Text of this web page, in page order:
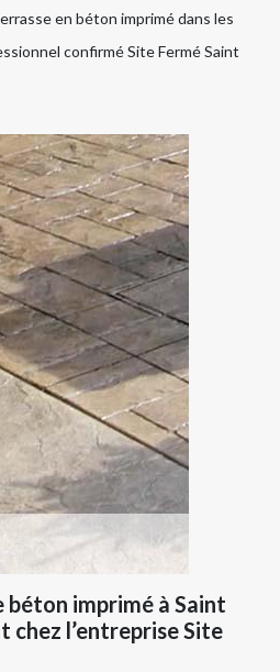
en béton imprimé dans les
confirmé Site Fermé Saint
béton imprimé à Saint
chez l’entreprise Site